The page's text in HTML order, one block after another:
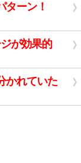
ターン！
が効果的
かれていた